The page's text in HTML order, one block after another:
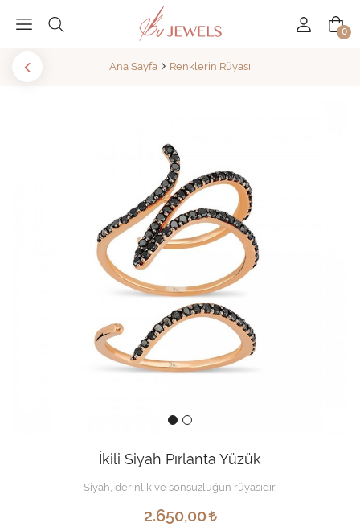
0
Ana Sayfa Renklerin Rüyası
İkili Siyah Pırlanta Yüzük
Siyah, derinlik ve sonsuzluğun rüyasıdır.
2.650,00